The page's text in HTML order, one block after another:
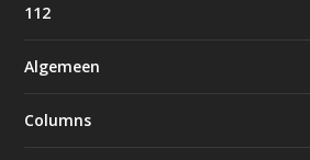
112
Algemeen
Columns